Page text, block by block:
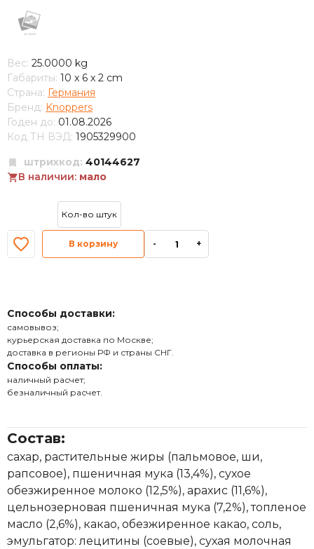
Вес: 25.0000 kg
Габариты: 10 x 6 x 2 cm
Страна: Германия
Бренд: Knoppers
Годен до: 01.08.2026
Код ТН ВЭД: 1905329900
штрихкод: 40144627
В наличии: мало
В корзину - +
Способы доставки:
самовывоз;
курьерская доставка по Москве;
доставка в регионы РФ и страны СНГ.
Способы оплаты:
наличный расчет;
безналичный расчет.
Состав:
сахар, растительные жиры (пальмовое, ши,
рапсовое), пшеничная мука (13,4%), сухое
обезжиренное молоко (12,5%), арахис (11,6%),
цельнозерновая пшеничная мука (7,2%), топленое
масло (2,6%), какао, обезжиренное какао, соль,
эмульгатор: лецитины (соевые), сухая молочная